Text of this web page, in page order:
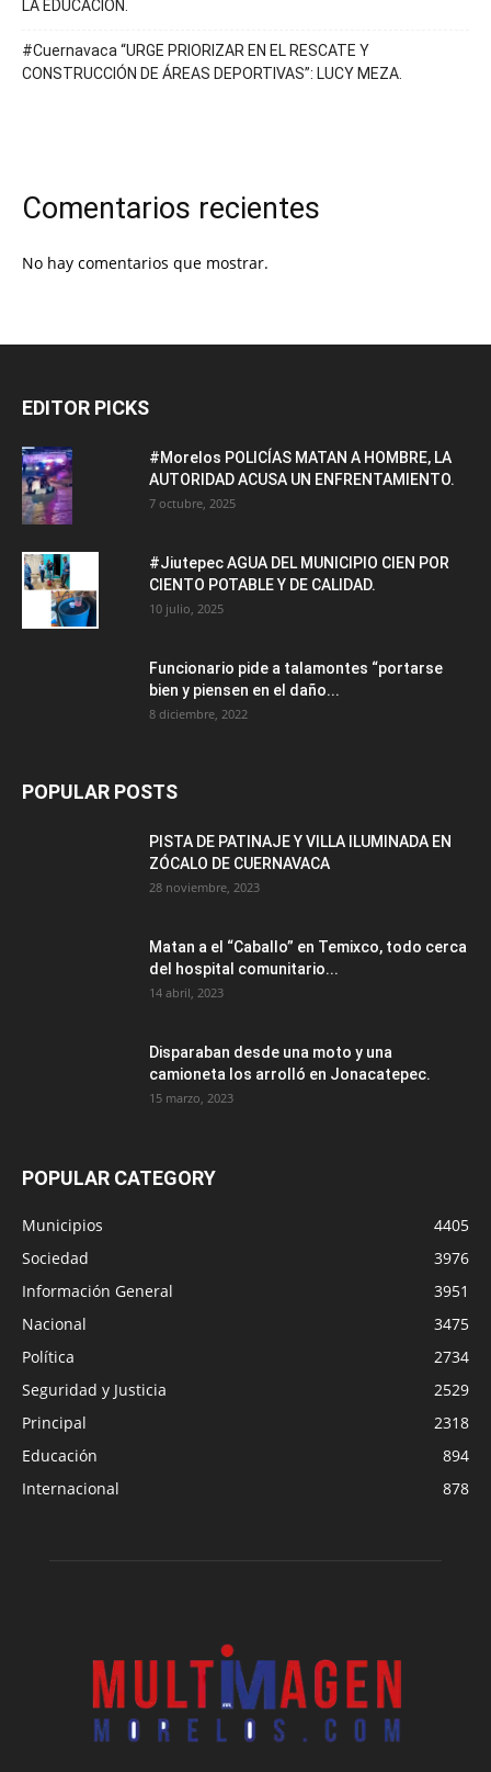
LA EDUCACIÓN.
#Cuernavaca “URGE PRIORIZAR EN EL RESCATE Y
CONSTRUCCIÓN DE ÁREAS DEPORTIVAS”: LUCY MEZA.
Comentarios recientes
No hay comentarios que mostrar.
EDITOR PICKS
#Morelos POLICÍAS MATAN A HOMBRE, LA
AUTORIDAD ACUSA UN ENFRENTAMIENTO.
7 octubre, 2025
#Jiutepec AGUA DEL MUNICIPIO CIEN POR
CIENTO POTABLE Y DE CALIDAD.
10 julio, 2025
Funcionario pide a talamontes “portarse
bien y piensen en el daño...
8 diciembre, 2022
POPULAR POSTS
PISTA DE PATINAJE Y VILLA ILUMINADA EN
ZÓCALO DE CUERNAVACA
28 noviembre, 2023
Matan a el “Caballo” en Temixco, todo cerca
del hospital comunitario...
14 abril, 2023
Disparaban desde una moto y una
camioneta los arrolló en Jonacatepec.
15 marzo, 2023
POPULAR CATEGORY
Municipios
4405
Sociedad
3976
Información General
3951
Nacional
3475
Política
2734
Seguridad y Justicia
2529
Principal
2318
Educación
894
Internacional
878